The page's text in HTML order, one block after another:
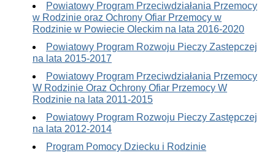
Powiatowy Program Przeciwdziałania Przemocy
w Rodzinie oraz Ochrony Ofiar Przemocy w
Rodzinie w Powiecie Oleckim na lata 2016-2020
Powiatowy Program Rozwoju Pieczy Zastepczej
na lata 2015-2017
Powiatowy Program Przeciwdziałania Przemocy
W Rodzinie Oraz Ochrony Ofiar Przemocy W
Rodzinie na lata 2011-2015
Powiatowy Program Rozwoju Pieczy Zastępczej
na lata 2012-2014
Program Pomocy Dziecku i Rodzinie